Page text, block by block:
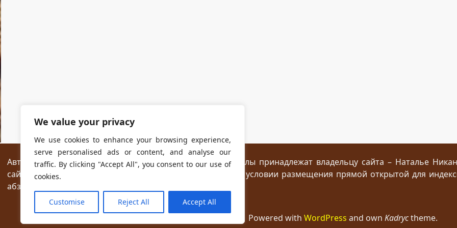
We value your privacy
We use cookies to enhance your browsing experience,
serve personalised ads or content, and analyse our
traffic. By clicking "Accept All", you consent to our use of
cookies.
Customise Reject All Accept All
Авторские права на все размещённые на сайте материалы принадлежат владельцу сайта – Наталье
сайтах разрешается без предварительного согласия при условии размещения прямой открытой для
абзаца текста.
Powered with WordPress and own Kadryctheme.